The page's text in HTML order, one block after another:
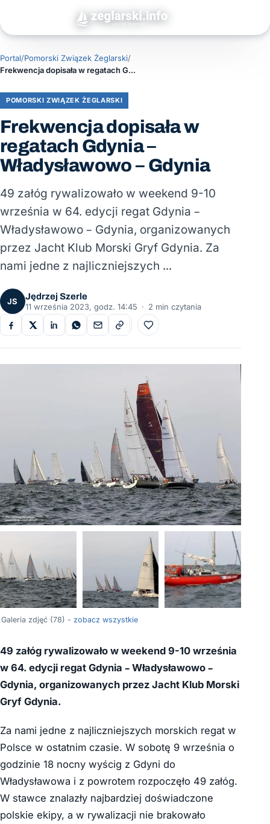
Portal/Pomorski Związek Żeglarski/
Frekwencja dopisała w regatach Gdynia – Władysławowo – Gdynia
POMORSKI ZWIĄZEK ŻEGLARSKI
Frekwencja dopisała w
regatach Gdynia –
Władysławowo – Gdynia
49 załóg rywalizowało w weekend 9-10
września w 64. edycji regat Gdynia –
Władysławowo – Gdynia, organizowanych
przez Jacht Klub Morski Gryf Gdynia. Za
nami jedne z najliczniejszych …
JS
Jędrzej Szerle
11 września 2023, godz. 14:45 · 2 min czytania
Do ulubionych
Galeria zdjęć (78) - zobacz wszystkie
49 załóg rywalizowało w weekend 9-10 września
w 64. edycji regat Gdynia – Władysławowo –
Gdynia, organizowanych przez Jacht Klub Morski
Gryf Gdynia.
Za nami jedne z najliczniejszych morskich regat w
Polsce w ostatnim czasie. W sobotę 9 września o
godzinie 18 nocny wyścig z Gdyni do
Władysławowa i z powrotem rozpoczęło 49 załóg.
W stawce znalazły najbardziej doświadczone
polskie ekipy, a w rywalizacji nie brakowało